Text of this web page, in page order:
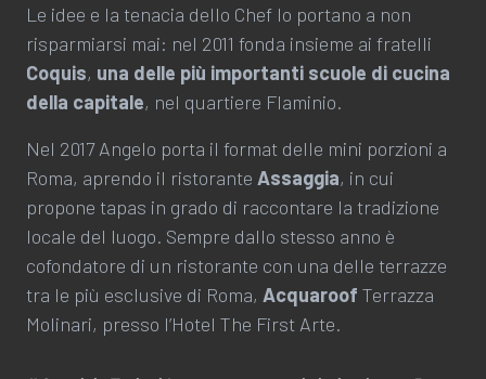
Le idee e la tenacia dello Chef lo portano a non
risparmiarsi mai: nel 2011 fonda insieme ai fratelli
Coquis, una delle più importanti scuole di cucina
della capitale, nel quartiere Flaminio.
Nel 2017 Angelo porta il format delle mini porzioni a
Roma, aprendo il ristorante Assaggia, in cui
propone tapas in grado di raccontare la tradizione
locale del luogo. Sempre dallo stesso anno è
cofondatore di un ristorante con una delle terrazze
tra le più esclusive di Roma, Acquaroof Terrazza
Molinari, presso l’Hotel The First Arte.